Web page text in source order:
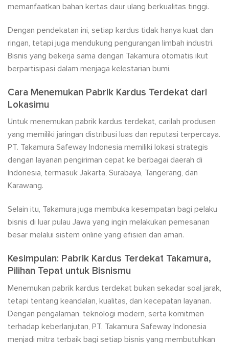
memanfaatkan bahan kertas daur ulang berkualitas tinggi.
Dengan pendekatan ini, setiap kardus tidak hanya kuat dan
ringan, tetapi juga mendukung pengurangan limbah industri.
Bisnis yang bekerja sama dengan Takamura otomatis ikut
berpartisipasi dalam menjaga kelestarian bumi.
Cara Menemukan Pabrik Kardus Terdekat dari
Lokasimu
Untuk menemukan pabrik kardus terdekat, carilah produsen
yang memiliki jaringan distribusi luas dan reputasi terpercaya.
PT. Takamura Safeway Indonesia memiliki lokasi strategis
dengan layanan pengiriman cepat ke berbagai daerah di
Indonesia, termasuk Jakarta, Surabaya, Tangerang, dan
Karawang.
Selain itu, Takamura juga membuka kesempatan bagi pelaku
bisnis di luar pulau Jawa yang ingin melakukan pemesanan
besar melalui sistem online yang efisien dan aman.
Kesimpulan: Pabrik Kardus Terdekat Takamura,
Pilihan Tepat untuk Bisnismu
Menemukan pabrik kardus terdekat bukan sekadar soal jarak,
tetapi tentang keandalan, kualitas, dan kecepatan layanan.
Dengan pengalaman, teknologi modern, serta komitmen
terhadap keberlanjutan, PT. Takamura Safeway Indonesia
menjadi mitra terbaik bagi setiap bisnis yang membutuhkan